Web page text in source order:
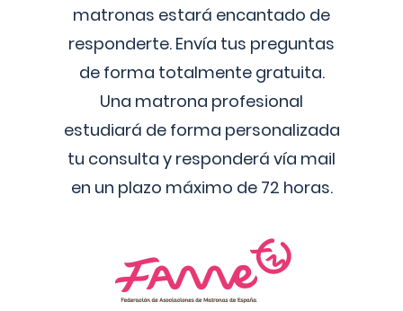
matronas estará encantado de
responderte. Envía tus preguntas
de forma totalmente gratuita.
Una matrona profesional
estudiará de forma personalizada
tu consulta y responderá vía mail
en un plazo máximo de 72 horas.